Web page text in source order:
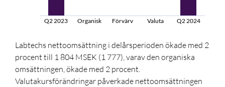
Q2 2023 Organisk Förvärv Valuta Q2 2024
Labtechs nettoomsättning i delårsperioden ökade med 2
procent till 1 804 MSEK (1 777),varav den organiska
omsättningen, ökade med 2 procent.
Valutakursförändringar påverkade nettoomsättningen